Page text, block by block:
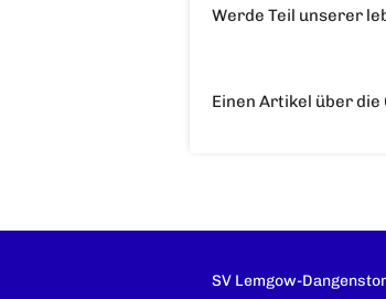
Werde Teil unserer
Einen Artikel über
SV Lemgow-